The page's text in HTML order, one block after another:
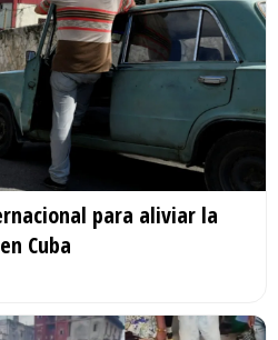
para aliviar la
Cuba